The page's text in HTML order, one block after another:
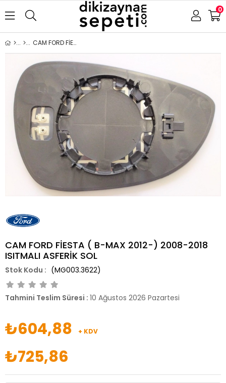
0
CAM FORD FİESTA ( B-MAX 2012-) 2008-2018 ISITMALI ASFERİK SOL
CAM FORD FİESTA ( B-MAX 2012-) 2008-2018
ISITMALI ASFERİK SOL
(MG003.3622)
Tahmini Teslim Süresi : 10 Ağustos 2026 Pazartesi
₺604,88 + KDV
₺725,86